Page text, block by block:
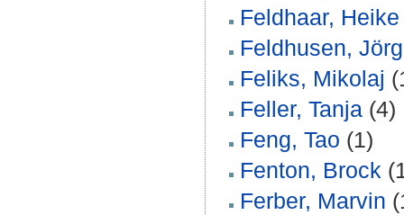
Feldhaar, Heike
Feldhusen, Jörg
Feliks, Mikolaj
Feller, Tanja (4)
Feng, Tao (1)
Fenton, Brock
Ferber, Marvin